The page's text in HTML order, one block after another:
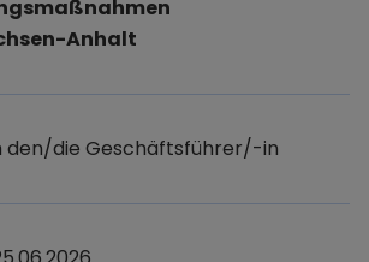
Anhalt
die Geschäftsführer/-in